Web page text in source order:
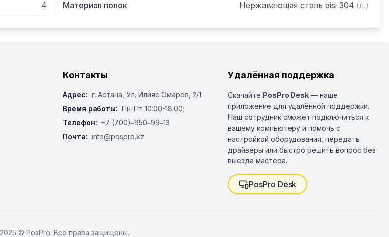
4 Материал полок Нержавеющая сталь aisi 304 (л.)
Контакты
Адрес: г. Астана, ​Ул. Илияс Омаров, 2/1
Время работы: Пн-Пт 10:00-18:00;
Телефон: +7 (700)‒950‒99‒13
Почта: info@pospro.kz
Удалённая поддержка
Скачайте PosPro Desk — наше
приложение для удалённой поддержки.
Наш сотрудник сможет подключиться к
вашему компьютеру и помочь с
настройкой оборудования, передать
драйверы или быстро решить вопрос без
выезда мастера.
PosPro Desk
2025 © PosPro. Все права защищены.